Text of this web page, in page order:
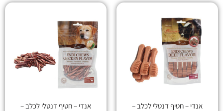
אנדי – חטיף דנטלי לכלב –
אנדי – חטיף דנטלי לכלב –